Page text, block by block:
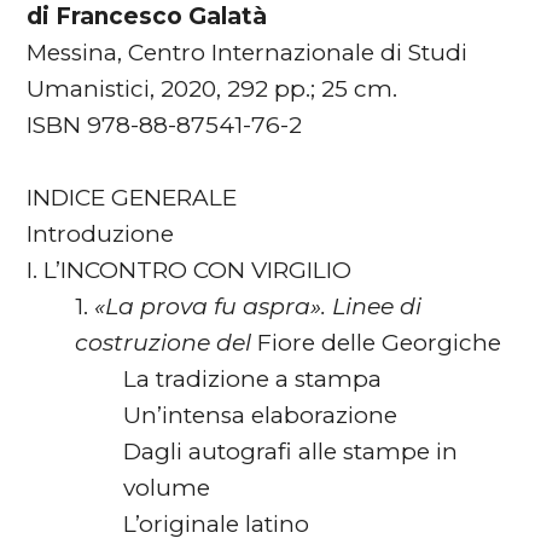
di Francesco Galatà
Messina, Centro Internazionale di Studi
Umanistici, 2020, 292 pp.; 25 cm.
ISBN 978-88-87541-76-2
INDICE GENERALE
Introduzione
I. L’INCONTRO CON VIRGILIO
1. «La prova fu aspra». Linee di
costruzione del Fiore delle Georgiche
La tradizione a stampa
Un’intensa elaborazione
Dagli autografi alle stampe in
volume
L’originale latino